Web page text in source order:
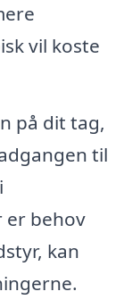
vil koste
på dit tag,
til
er behov
kan